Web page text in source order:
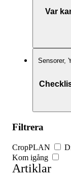
Var
Sensorer,
Filtrera
CropPLAN
Kom igång
Artiklar